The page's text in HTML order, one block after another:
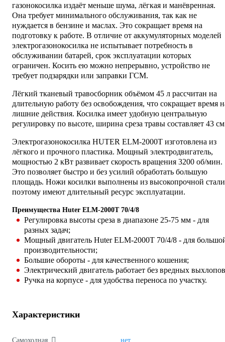
газонокосилка издаёт меньше шума, лёгкая и манёвренная.
Она требует минимального обслуживания, так как не
нуждается в бензине и маслах. Это сокращает время на
подготовку к работе. В отличие от аккумуляторных моделей
электрогазонокосилка не испытывает потребность в
обслуживании батарей, срок эксплуатации которых
ограничен. Косить ею можно непрерывно, устройство не
требует подзарядки или заправки ГСМ.
Лёгкий тканевый травосборник объёмом 45 л рассчитан на
длительную работу без освобождения, что сокращает время
лишние действия. Косилка имеет удобную центральную
регулировку по высоте, ширина среза травы составляет 43
Электрогазонокосилка HUTER ELM-2000T изготовлена из
лёгкого и прочного пластика. Мощный электродвигатель,
мощностью 2 кВт развивает скорость вращения 3200 об/мин.
Это позволяет быстро и без усилий обработать большую
площадь. Ножи косилки выполнены из высокопрочной
поэтому имеют длительный ресурс эксплуатации.
Преимущества Huter ELM-2000T 70/4/8
Регулировка высоты среза в диапазоне 25-75 мм - для
разных задач;
Мощный двигатель Huter ELM-2000T 70/4/8 - для
производительности;
Большие обороты - для качественного кошения;
Электрический двигатель работает без вредных
Ручка на корпусе - для удобства переноса по участку.
Характеристики
Самоходная нет